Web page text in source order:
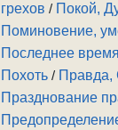
грехов / Покой,
Поминовение,
Последнее время
Похоть / Правда,
Празднование